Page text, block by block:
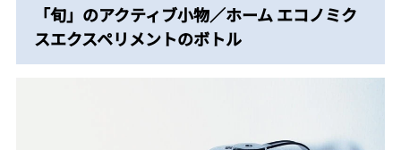
「旬」のアクティブ小物／ホーム エコノミク
スエクスペリメントのボトル